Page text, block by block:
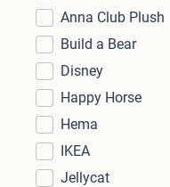
Anna Club Plush
Build a Bear
Disney
Happy Horse
Hema
IKEA
Jellycat